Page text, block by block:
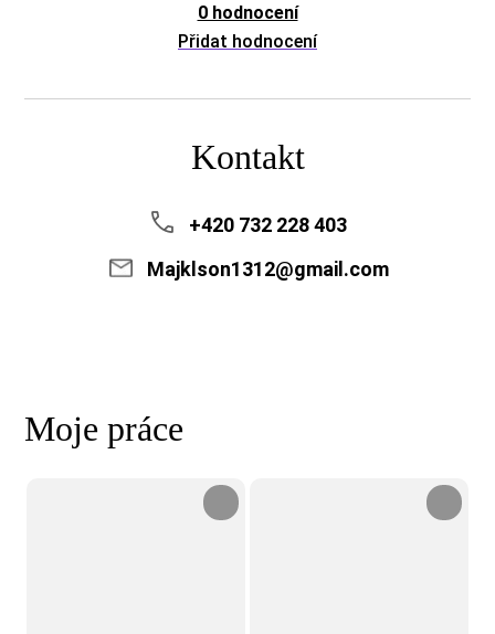
0 hodnocení
Přidat hodnocení
Kontakt
+420 732 228 403
Majklson1312@gmail.com
Moje práce